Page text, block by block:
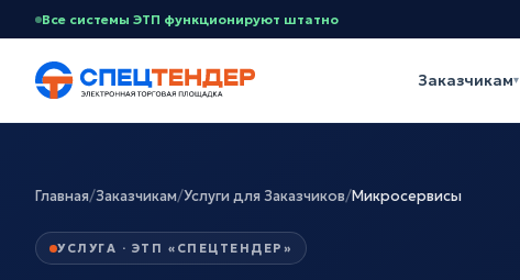
Все системы ЭТП функционируют штатно
Заказчикам▾
Главная/Заказчикам/Услуги для Заказчиков/Микросервисы
УСЛУГА · ЭТП «СПЕЦТЕНДЕР»